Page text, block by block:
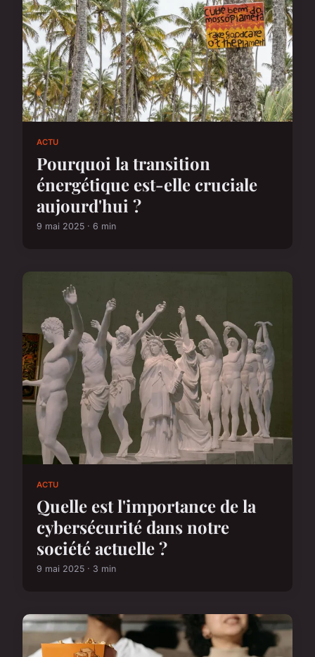
ACTU
Pourquoi la transition
énergétique est-elle cruciale
aujourd'hui ?
9 mai 2025 · 6 min
ACTU
Quelle est l'importance de la
cybersécurité dans notre
société actuelle ?
9 mai 2025 · 3 min